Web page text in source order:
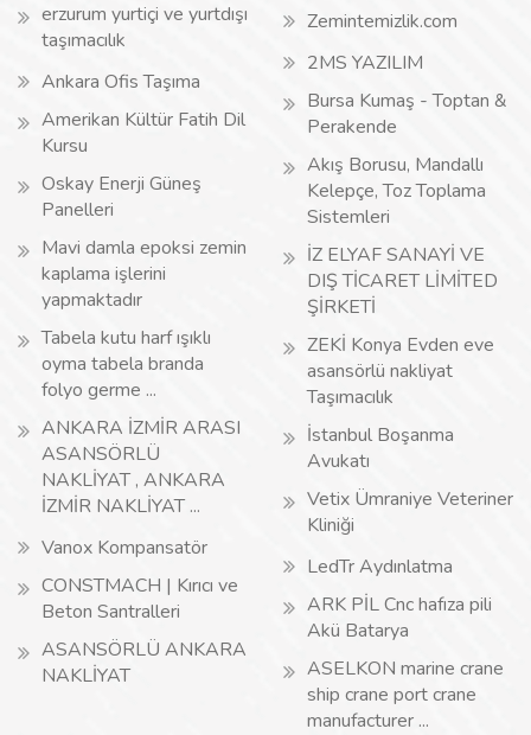
erzurum yurtiçi ve yurtdışı
taşımacılık
Ankara Ofis Taşıma
Amerikan Kültür Fatih Dil
Kursu
Oskay Enerji Güneş
Panelleri
Mavi damla epoksi zemin
kaplama işlerini
yapmaktadır
Tabela kutu harf ışıklı
oyma tabela branda
folyo germe ...
ANKARA İZMİR ARASI
ASANSÖRLÜ
NAKLİYAT , ANKARA
İZMİR NAKLİYAT ...
Vanox Kompansatör
CONSTMACH | Kırıcı ve
Beton Santralleri
ASANSÖRLÜ ANKARA
NAKLİYAT
Zemintemizlik.com
2MS YAZILIM
Bursa Kumaş - Toptan &
Perakende
Akış Borusu, Mandallı
Kelepçe, Toz Toplama
Sistemleri
İZ ELYAF SANAYİ VE
DIŞ TİCARET LİMİTED
ŞİRKETİ
ZEKİ Konya Evden eve
asansörlü nakliyat
Taşımacılık
İstanbul Boşanma
Avukatı
Vetix Ümraniye Veteriner
Kliniği
LedTr Aydınlatma
ARK PİL Cnc hafıza pili
Akü Batarya
ASELKON marine crane
ship crane port crane
manufacturer ...